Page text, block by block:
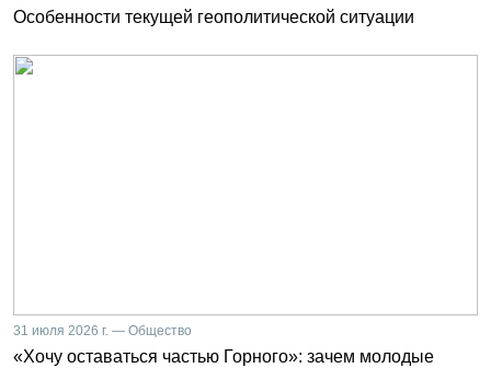
Особенности текущей геополитической ситуации
31 июля 2026 г. — Общество
«Хочу оставаться частью Горного»: зачем молодые